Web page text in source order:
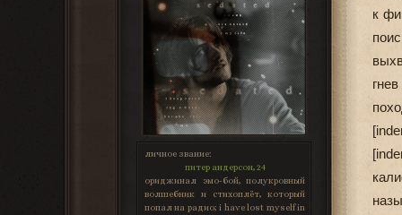
личное звание:
питер андерсон, 24
ориджинал эмо-бой, полукровный
волшебник и стихоплёт, который
попал на радио; i have lost myself in
к